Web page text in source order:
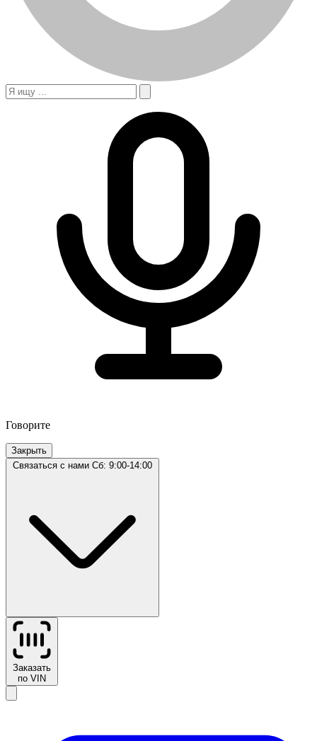
Говорите
Закрыть
Связаться с нами Сб: 9:00-14:00
Заказать
по VIN